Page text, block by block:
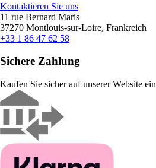
Kontaktieren Sie uns
11 rue Bernard Maris
37270 Montlouis-sur-Loire, Frankreich
+33 1 86 47 62 58
Sichere Zahlung
Kaufen Sie sicher auf unserer Website ein